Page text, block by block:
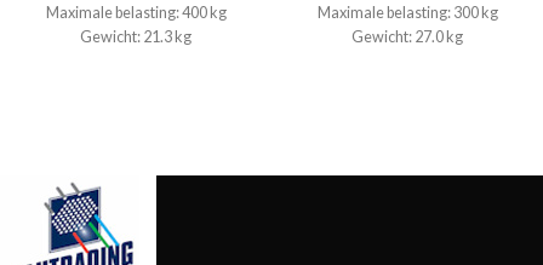
Maximale belasting: 400 kg
Gewicht: 21.3 kg
Maximale belasting: 300 kg
Gewicht: 27.0 kg